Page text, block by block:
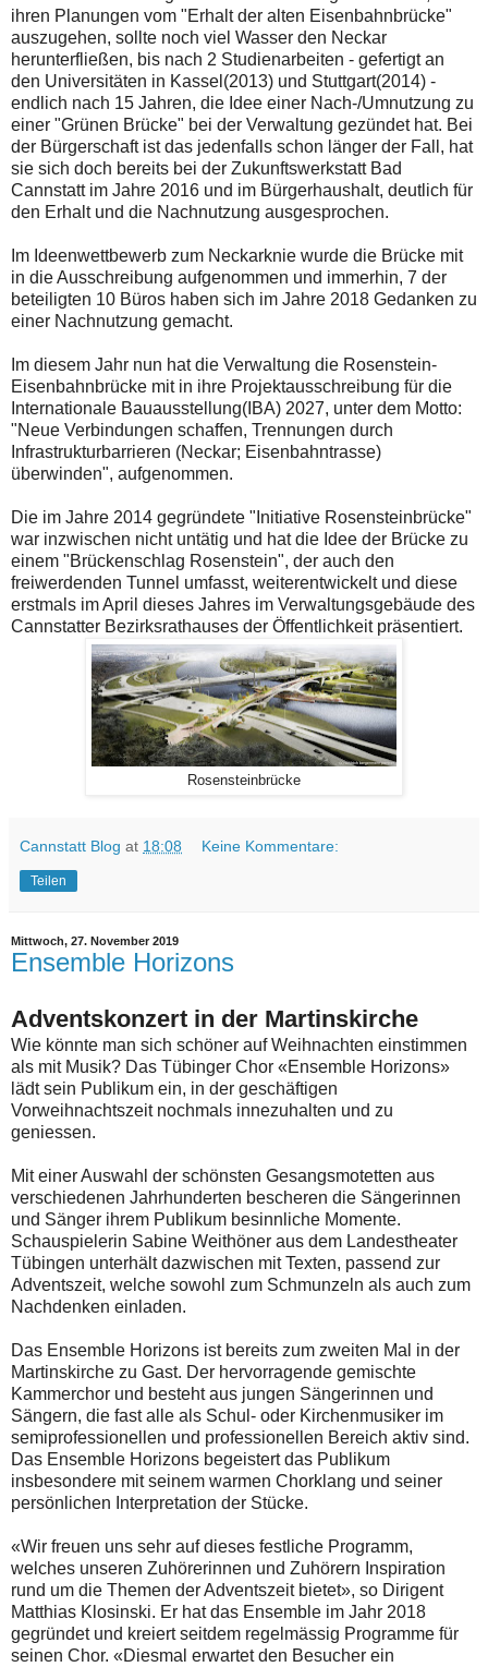
ihren Planungen vom "Erhalt der alten Eisenbahnbrücke"
auszugehen, sollte noch viel Wasser den Neckar
herunterfließen, bis nach 2 Studienarbeiten - gefertigt an
den Universitäten in Kassel(2013) und Stuttgart(2014) -
endlich nach 15 Jahren, die Idee einer Nach-/Umnutzung zu
einer "Grünen Brücke" bei der Verwaltung gezündet hat. Bei
der Bürgerschaft ist das jedenfalls schon länger der Fall, hat
sie sich doch bereits bei der Zukunftswerkstatt Bad
Cannstatt im Jahre 2016 und im Bürgerhaushalt, deutlich für
den Erhalt und die Nachnutzung ausgesprochen.
Im Ideenwettbewerb zum Neckarknie wurde die Brücke mit
in die Ausschreibung aufgenommen und immerhin, 7 der
beteiligten 10 Büros haben sich im Jahre 2018 Gedanken zu
einer Nachnutzung gemacht.
Im diesem Jahr nun hat die Verwaltung die Rosenstein-
Eisenbahnbrücke mit in ihre Projektausschreibung für die
Internationale Bauausstellung(IBA) 2027, unter dem Motto:
"Neue Verbindungen schaffen, Trennungen durch
Infrastrukturbarrieren (Neckar; Eisenbahntrasse)
überwinden", aufgenommen.
Die im Jahre 2014 gegründete "Initiative Rosensteinbrücke"
war inzwischen nicht untätig und hat die Idee der Brücke zu
einem "Brückenschlag Rosenstein", der auch den
freiwerdenden Tunnel umfasst, weiterentwickelt und diese
erstmals im April dieses Jahres im Verwaltungsgebäude des
Cannstatter Bezirksrathauses der Öffentlichkeit präsentiert.
Rosensteinbrücke
Cannstatt Blog at 18:08 Keine Kommentare:
Teilen
Mittwoch, 27. November 2019
Ensemble Horizons
Adventskonzert in der Martinskirche
Wie könnte man sich schöner auf Weihnachten einstimmen
als mit Musik? Das Tübinger Chor «Ensemble Horizons»
lädt sein Publikum ein, in der geschäftigen
Vorweihnachtszeit nochmals innezuhalten und zu
geniessen.
Mit einer Auswahl der schönsten Gesangsmotetten aus
verschiedenen Jahrhunderten bescheren die Sängerinnen
und Sänger ihrem Publikum besinnliche Momente.
Schauspielerin Sabine Weithöner aus dem Landestheater
Tübingen unterhält dazwischen mit Texten, passend zur
Adventszeit, welche sowohl zum Schmunzeln als auch zum
Nachdenken einladen.
Das Ensemble Horizons ist bereits zum zweiten Mal in der
Martinskirche zu Gast. Der hervorragende gemischte
Kammerchor und besteht aus jungen Sängerinnen und
Sängern, die fast alle als Schul- oder Kirchenmusiker im
semiprofessionellen und professionellen Bereich aktiv sind.
Das Ensemble Horizons begeistert das Publikum
insbesondere mit seinem warmen Chorklang und seiner
persönlichen Interpretation der Stücke.
«Wir freuen uns sehr auf dieses festliche Programm,
welches unseren Zuhörerinnen und Zuhörern Inspiration
rund um die Themen der Adventszeit bietet», so Dirigent
Matthias Klosinski. Er hat das Ensemble im Jahr 2018
gegründet und kreiert seitdem regelmässig Programme für
seinen Chor. «Diesmal erwartet den Besucher ein